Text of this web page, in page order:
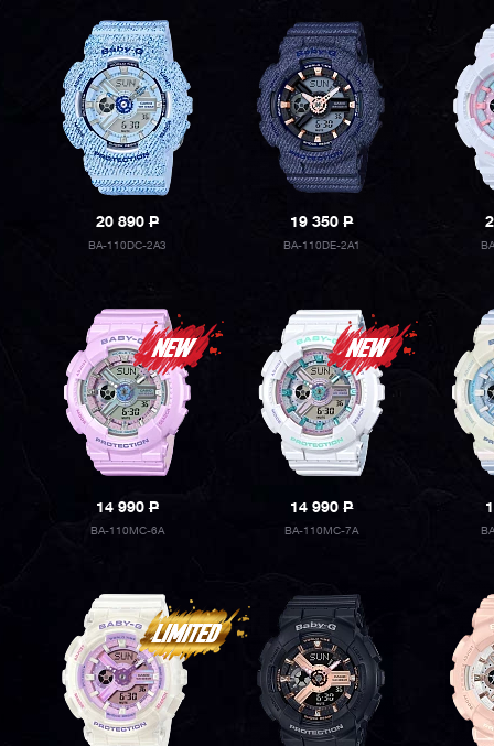
20 890P
BA-110DC-2A3
19 350P
BA-110DE-2A1
14 990P
BA-110MC-6A
14 990P
BA-110MC-7A